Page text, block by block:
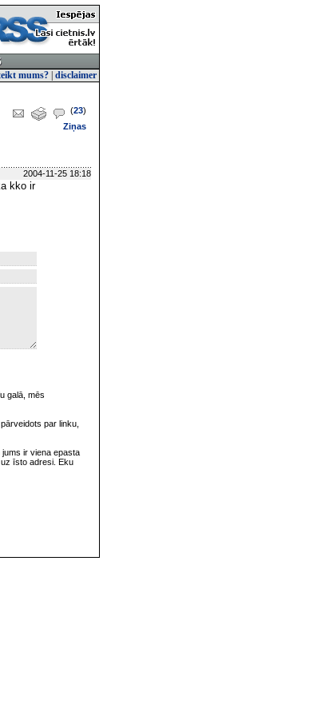
mums? disclaimer
(23)
Ziņas
2004-11-25 18:18
kko ir
galā, mēs
par linku,
ir viena epasta
īsto adresi. Eku